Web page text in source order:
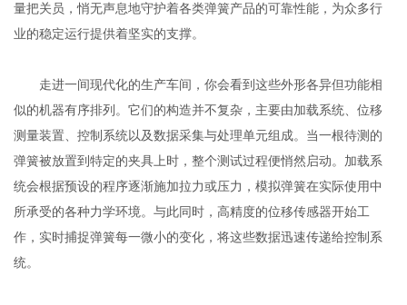
量把关员，悄无声息地守护着各类弹簧产品的可靠性能，为众多行
业的稳定运行提供着坚实的支撑。
走进一间现代化的生产车间，你会看到这些外形各异但功能相
似的机器有序排列。它们的构造并不复杂，主要由加载系统、位移
测量装置、控制系统以及数据采集与处理单元组成。当一根待测的
弹簧被放置到特定的夹具上时，整个测试过程便悄然启动。加载系
统会根据预设的程序逐渐施加拉力或压力，模拟弹簧在实际使用中
所承受的各种力学环境。与此同时，高精度的位移传感器开始工
作，实时捕捉弹簧每一微小的变化，将这些数据迅速传递给控制系
统。